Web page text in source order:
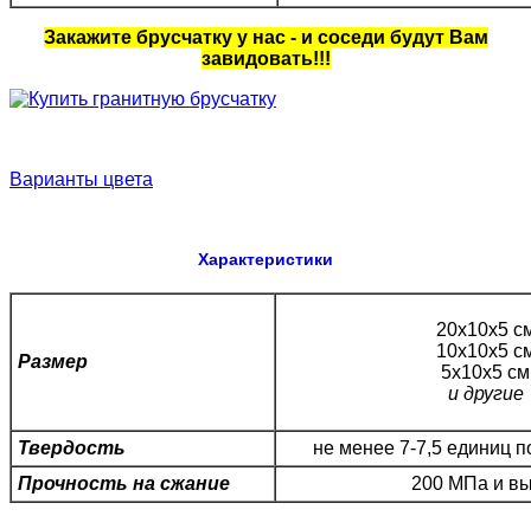
Закажите брусчатку у нас - и соседи будут Вам
завидовать!!!
Варианты цвета
Характеристики
Размер
20х10х5
10х10х5
5х10х5 см
и другие
Твердость
не менее 7-7,5 единиц
Прочность на сжание
200 МПа и